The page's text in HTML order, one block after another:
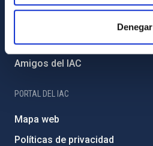
Denegar
Programa Severo Ochoa
Amigos del IAC
PORTAL DEL IAC
Mapa web
Políticas de privacidad